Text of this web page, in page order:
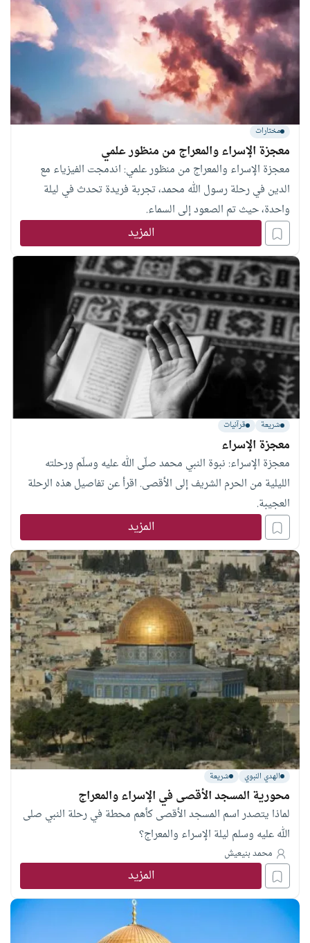
مختارات
معجزة الإسراء والمعراج من منظور علمي
معجزة الإسراء والمعراج من منظور علمي: اندمجت الفيزياء مع
الدين في رحلة رسول الله محمد، تجربة فريدة تحدث في ليلة
واحدة، حيث تم الصعود إلى السماء.
المزيد
شريعة قرآنيات
معجزة الإسراء
معجزة الإسراء: نبوة النبي محمد صلّى الله عليه وسلّم ورحلته
الليلية من الحرم الشريف إلى الأقصى. اقرأ عن تفاصيل هذه الرحلة
العجيبة.
المزيد
الهدي النبوي شريعة
محورية المسجد الأقصى في الإسراء والمعراج
لماذا يتصدر اسم المسجد الأقصى كأهم محطة في رحلة النبي صلى
الله عليه وسلم ليلة الإسراء والمعراج؟
محمد بنيعيش
المزيد